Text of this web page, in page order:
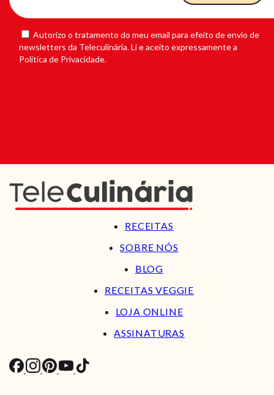
Autorizo o tratamento do meu email para efeito de envio de
newsletters da Teleculinária. Li e aceito expressamente a
Política de Privacidade.
RECEITAS
SOBRE NÓS
BLOG
RECEITAS VEGGIE
LOJA ONLINE
ASSINATURAS